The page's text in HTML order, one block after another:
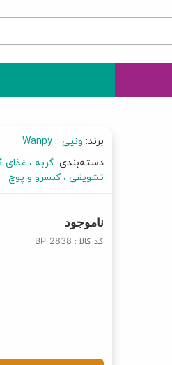
برند: ونپی :: Wanpy
دسته‌بندی:گربه غذای
تشویقی کنسرو و پوچ
ناموجود
کد کالا : BP-2838